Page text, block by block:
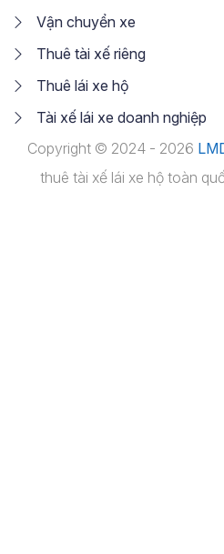
Vận chuyển xe
Thuê tài xế riêng
Thuê lái xe hộ
Tài xế lái xe doanh nghiệp
Copyright © 2024 - 2026
thuê tài xế lái xe hộ toàn